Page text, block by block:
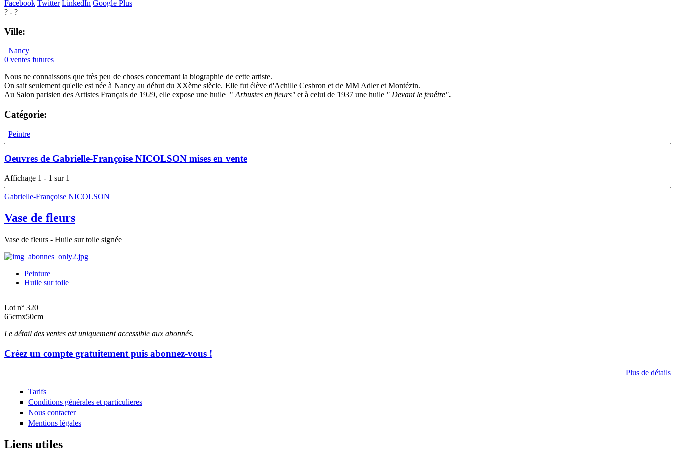
Facebook Twitter LinkedIn Google Plus
? - ?
Ville:
Nancy
0 ventes futures
Nous ne connaissons que très peu de choses concernant la biographie de cette artiste.
On sait seulement qu'elle est née à Nancy au début du XXème siècle. Elle fut élève d'Achille Cesbron et de MM Adler et Montézin.
Au Salon parisien des Artistes Français de 1929, elle expose une huile " Arbustes en fleurs" et à celui de 1937 une huile " Devant le fenêtre".
Catégorie:
Peintre
Oeuvres de Gabrielle-Françoise NICOLSON mises en vente
Affichage 1 - 1 sur 1
Gabrielle-Françoise NICOLSON
Vase de fleurs
Vase de fleurs - Huile sur toile signée
Peinture
Huile sur toile
Lot n° 320
65cmx50cm
Le détail des ventes est uniquement accessible aux abonnés.
Créez un compte gratuitement puis abonnez-vous !
Plus de détails
Tarifs
Conditions générales et particulieres
Nous contacter
Mentions légales
Liens utiles